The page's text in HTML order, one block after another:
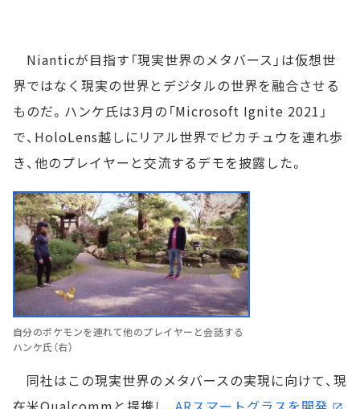
Nianticが目指す「現実世界のメタバース」は仮想世
界ではなく現実の世界とデジタルの世界を融合させる
ものだ。ハンケ氏は3月の「Microsoft Ignite 2021」
で、HoloLens越しにリアル世界でピカチュウを連れ歩
き、他のプレイヤーと交流するデモを披露した。
自分のポケモンを連れて他のプレイヤーと会話する
ハンケ氏（右）
同社はこの現実世界のメタバースの実現に向けて、現